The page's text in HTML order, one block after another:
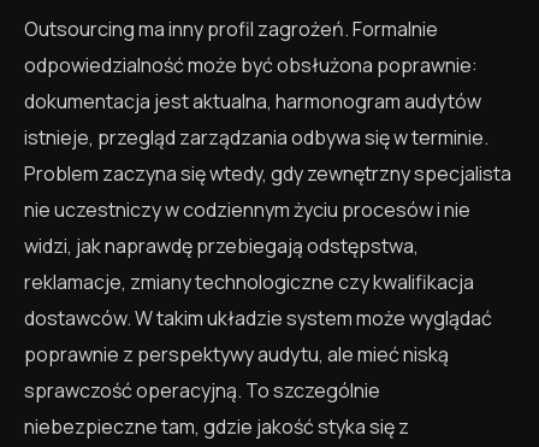
Outsourcing ma inny profil zagrożeń. Formalnie
odpowiedzialność może być obsłużona poprawnie:
dokumentacja jest aktualna, harmonogram audytów
istnieje, przegląd zarządzania odbywa się w terminie.
Problem zaczyna się wtedy, gdy zewnętrzny specjalista
nie uczestniczy w codziennym życiu procesów i nie
widzi, jak naprawdę przebiegają odstępstwa,
reklamacje, zmiany technologiczne czy kwalifikacja
dostawców. W takim układzie system może wyglądać
poprawnie z perspektywy audytu, ale mieć niską
sprawczość operacyjną. To szczególnie
niebezpieczne tam, gdzie jakość styka się z